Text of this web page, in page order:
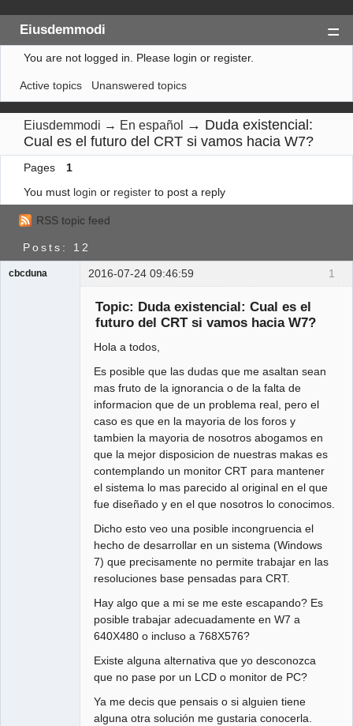
Eiusdemmodi
Index
Search
Register
Login
You are not logged in. Please login or register.
Active topics Unanswered topics
Eiusdemmodi → En español → Duda existencial:
Cual es el futuro del CRT si vamos hacia W7?
Pages
1
You must login or registerto post a reply
RSS topic feed
Posts: 12
1
cbcduna 2016-07-24 09:46:59
Topic: Duda existencial: Cual es el
futuro del CRT si vamos hacia W7?
Hola a todos,
Es posible que las dudas que me asaltan sean
mas fruto de la ignorancia o de la falta de
informacion que de un problema real, pero el
caso es que en la mayoria de los foros y
tambien la mayoria de nosotros abogamos en
que la mejor disposicion de nuestras makas es
contemplando un monitor CRT para mantener
el sistema lo mas parecido al original en el que
fue diseñado y en el que nosotros lo conocimos.
Dicho esto veo una posible incongruencia el
hecho de desarrollar en un sistema (Windows
7) que precisamente no permite trabajar en las
resoluciones base pensadas para CRT.
Hay algo que a mi se me este escapando? Es
posible trabajar adecuadamente en W7 a
640X480 o incluso a 768X576?
Existe alguna alternativa que yo desconozca
que no pase por un LCD o monitor de PC?
Ya me decis que pensais o si alguien tiene
alguna otra solución me gustaria conocerla.